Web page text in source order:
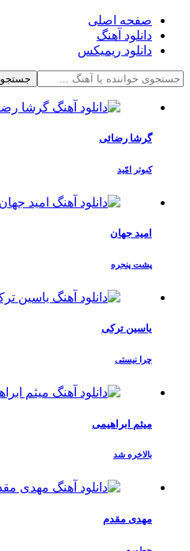
صفحه اصلی
دانلود آهنگ
دانلود ریمیکس
جستجو
گرشا رضائی
کبوتر امّید
امید جهان
پشت پنجره
یاسین ترکی
چرا نیستی
میثم ابراهیمی
بالاخره شد
مهدی مقدم